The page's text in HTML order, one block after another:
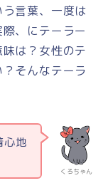
言葉、一度は
、にテーラー
は？女性のテ
そんなテーラ
くろちゃん
心地